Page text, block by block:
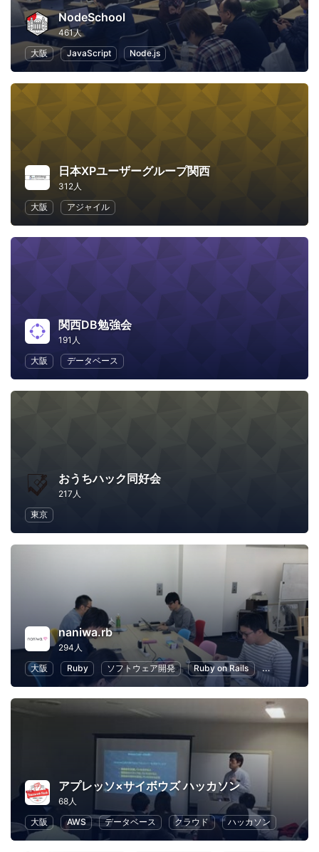
NodeSchool
461人
大阪
JavaScript Node.js
日本XPユーザーグループ関西
312人
大阪
アジャイル
関西DB勉強会
191人
大阪
データベース
おうちハック同好会
217人
東京
naniwa.rb
294人
大阪
Ruby ソフトウェア開発 Ruby on Rails IoT 初心
アプレッソ×サイボウズ ハッカソン
68人
大阪
AWS データベース クラウド ハッカソン